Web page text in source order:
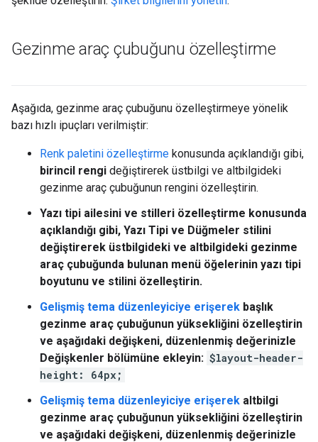
Gezinme araç çubuğunu özelleştirme
Aşağıda, gezinme araç çubuğunu özelleştirmeye yönelik
bazı hızlı ipuçları verilmiştir:
Renk paletini özelleştirme konusunda açıklandığı gibi,
birincil rengi değiştirerek üstbilgi ve altbilgideki
gezinme araç çubuğunun rengini özelleştirin.
Yazı tipi ailesini ve stilleri özelleştirme konusunda
açıklandığı gibi, Yazı Tipi ve Düğmeler stilini
değiştirerek üstbilgideki ve altbilgideki gezinme
araç çubuğunda bulunan menü öğelerinin yazı tipi
boyutunu ve stilini özelleştirin.
Gelişmiş tema düzenleyiciye erişerek başlık
gezinme araç çubuğunun yüksekliğini özelleştirin
ve aşağıdaki değişkeni, düzenlenmiş değerinizle
Değişkenler bölümüne ekleyin: $layout-header-
height: 64px;
Gelişmiş tema düzenleyiciye erişerek altbilgi
gezinme araç çubuğunun yüksekliğini özelleştirin
ve aşağıdaki değişkeni, düzenlenmiş değerinizle